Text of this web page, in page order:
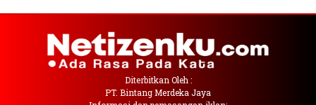
Diterbitkan Oleh :
PT. Bintang Merdeka Jaya